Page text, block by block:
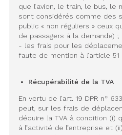
que l’avion, le train, le bus, le
sont considérés comme des
public « non réguliers » ceux
de passagers à la demande) ;
- les frais pour les
faute de mention à l’article 51
Récupérabilité de la TVA
En vertu de l’art. 19 DPR n°
peut, sur les frais de
déduire la TVA à condition (i)
à l’activité de l’entreprise et